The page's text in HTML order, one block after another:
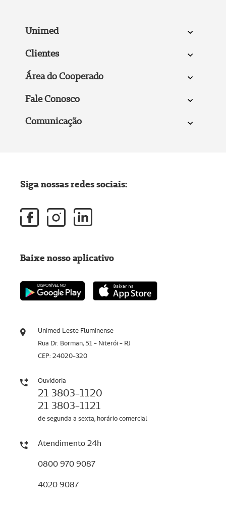
Unimed
Clientes
Área do Cooperado
Fale Conosco
Comunicação
Unimed Leste Fluminense
Rua Dr. Borman, 51 - Niterói - RJ
CEP: 24020-320
Ouvidoria
21 3803-1120
21 3803-1121
de segunda a sexta, horário comercial
Atendimento 24h
0800 970 9087
4020 9087
Siga nossas redes sociais:
Baixe nosso aplicativo